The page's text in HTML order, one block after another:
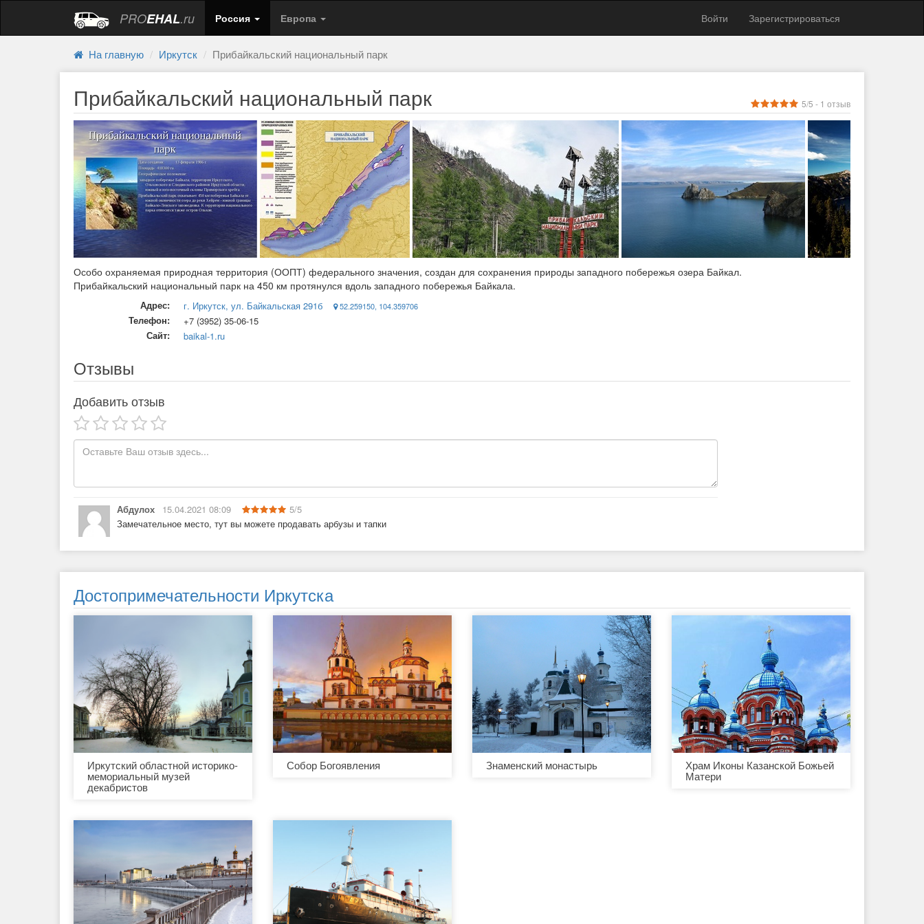
PROEHAL.ru Россия Европа Войти Зарегистрироваться
На главную Иркутск Прибайкальский национальный парк
5/5 - 1 отзыв
Прибайкальский национальный парк
Особо охраняемая природная территория (ООПТ) федерального значения, создан для сохранения природы западного побережья озера Байкал.
Прибайкальский национальный парк на 450 км протянулся вдоль западного побережья Байкала.
Адрес: г. Иркутск, ул. Байкальская 291б 52.259150, 104.359706
Телефон:
+7 (3952) 35-06-15
Сайт:
baikal-1.ru
Отзывы
Добавить отзыв
Абдулох 15.04.2021 08:09 5/5
Замечательное место, тут вы можете продавать арбузы и тапки
Достопримечательности Иркутска
Иркутский областной историко-
мемориальный музей
декабристов
Собор Богоявления Знаменский монастырь Храм Иконы Казанской Божьей
Матери